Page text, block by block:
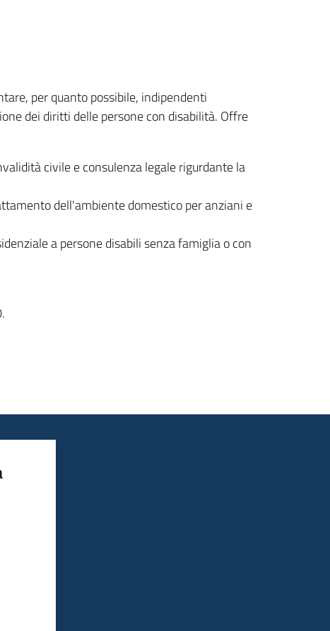
per quanto possibile, indipendenti
dei diritti delle persone con disabilità. Offre
civile e consulenza legale rigurdante la
dell'ambiente domestico per anziani e
a persone disabili senza famiglia o con